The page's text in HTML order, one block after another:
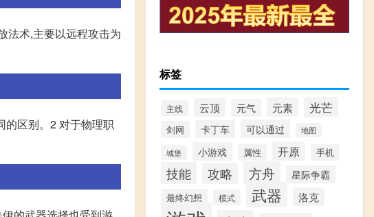
法术,主要以远程攻击为
的区别。2 对于物理职
标签
主线 云顶 元气 元素 光芒
剑网 卡丁车 可以通过 地图
城堡 小游戏 属性 开原 手机
技能 攻略 方舟 星际争霸
最终幻想 模式 武器 洛克